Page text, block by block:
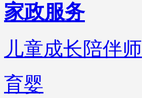
家政服务
儿童成长陪伴师
育婴